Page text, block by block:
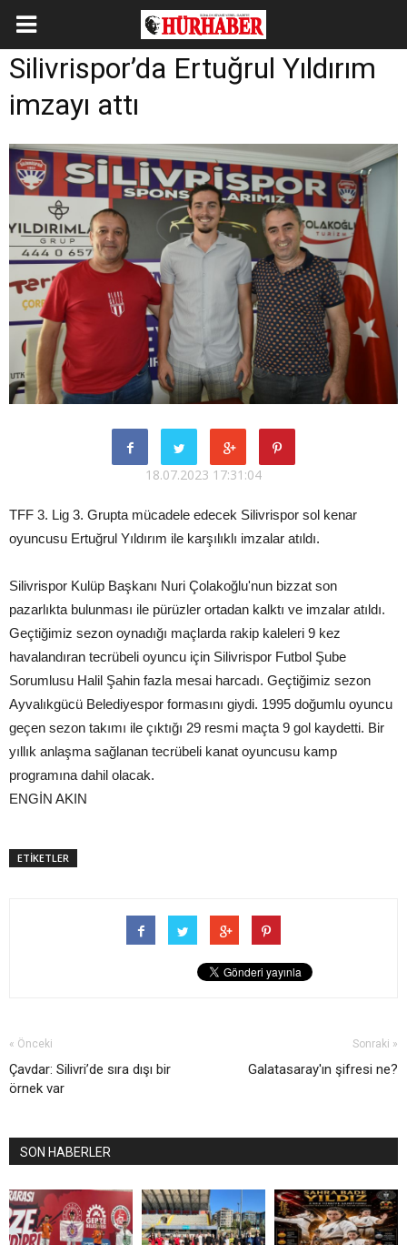
Silivrispor’da Ertuğrul Yıldırım
imzayı attı
18.07.2023 17:31:04
TFF 3. Lig 3. Grupta mücadele edecek Silivrispor sol kenar
oyuncusu Ertuğrul Yıldırım ile karşılıklı imzalar atıldı.
Silivrispor Kulüp Başkanı Nuri Çolakoğlu'nun bizzat son
pazarlıkta bulunması ile pürüzler ortadan kalktı ve imzalar atıldı.
Geçtiğimiz sezon oynadığı maçlarda rakip kaleleri 9 kez
havalandıran tecrübeli oyuncu için Silivrispor Futbol Şube
Sorumlusu Halil Şahin fazla mesai harcadı. Geçtiğimiz sezon
Ayvalıkgücü Belediyespor formasını giydi. 1995 doğumlu oyuncu
geçen sezon takımı ile çıktığı 29 resmi maçta 9 gol kaydetti. Bir
yıllık anlaşma sağlanan tecrübeli kanat oyuncusu kamp
programına dahil olacak.
ENGİN AKIN
ETİKETLER
« Önceki
Çavdar: Silivri’de sıra dışı bir
örnek var
Sonraki »
Galatasaray'ın şifresi ne?
SON HABERLER